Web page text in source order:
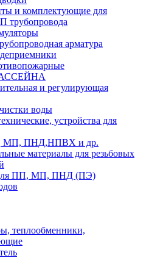
и комплектующие для
трубопровода
арматура
и регулирующая
воды
устройства для
МП, ПНД,НПВХ и др.
материалы для резьбовых
ПП, МП, ПНД (ПЭ)
теплообменники,